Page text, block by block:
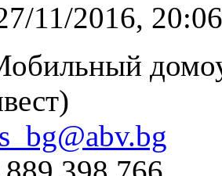
11/2016, 20:06